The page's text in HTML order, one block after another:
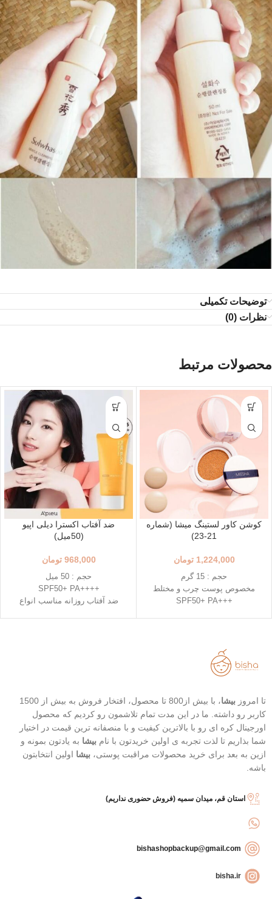
توضیحات تکمیلی
نظرات (0)
محصولات مرتبط
کوشن کاور لستینگ میشا (شماره
21-23)
1,224,000 تومان
حجم : 15 گرم
مخصوص پوست چرب و مختلط
+++SPF50+ PA
قابل حمل
بهترین گزینه برای تمدید ضد آفتاب
ضد آفتاب اکسترا دیلی اپیو
(50میل)
968,000 تومان
حجم : 50 میل
++++SPF50+ PA
ضد آفتاب روزانه مناسب انواع
تا امروز بیشا
، با بیش از800 تا محصول، افتخار فروش به بیش از 1500
کاربر رو داشته. ما در این مدت تمام تلاشمون رو کردیم که محصول
اورجینال کره ای رو با بالاترین کیفیت و با منصفانه ترین قیمت در اختیار
شما بذاریم تا لذت تجربه ی اولین خریدتون با نام بیشا به یادتون بمونه و
ازین به بعد برای خرید محصولات مراقبت پوستی، بیشا اولین انتخابتون
باشه.
استان قم، میدان سمیه (فروش حضوری نداریم)
bisha.ir